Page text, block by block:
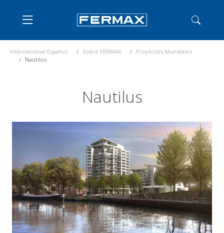
Internacional Español Sobre FERMAX
Proyectos Mundiales
Nautilus
Nautilus